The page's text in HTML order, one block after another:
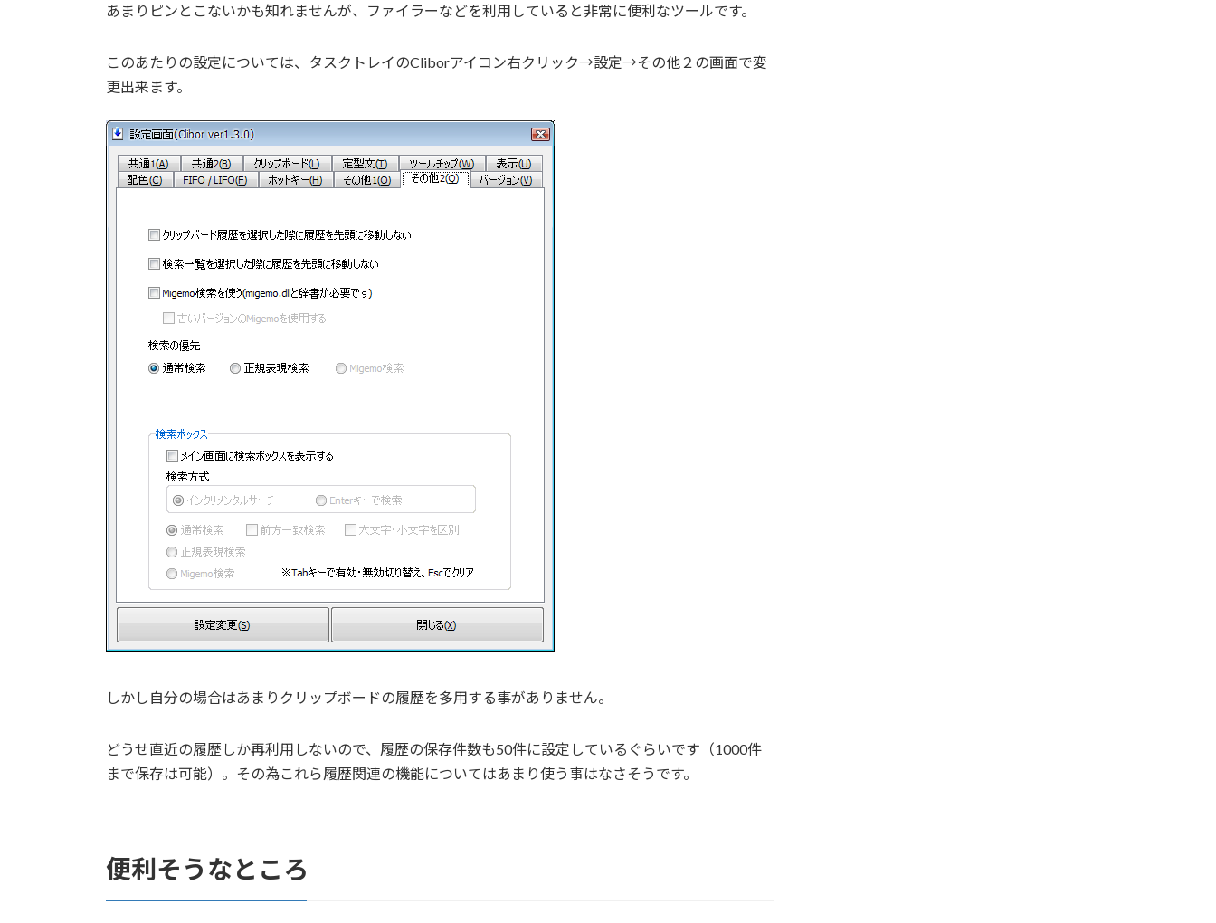
あまりピンとこないかも知れませんが、ファイラーなどを利用していると非常に便利なツールです。
このあたりの設定については、タスクトレイのCliborアイコン右クリック→設定→その他２の画面で変
更出来ます。
しかし自分の場合はあまりクリップボードの履歴を多用する事がありません。
どうせ直近の履歴しか再利用しないので、履歴の保存件数も50件に設定しているぐらいです（1000件
まで保存は可能）。その為これら履歴関連の機能についてはあまり使う事はなさそうです。
便利そうなところ